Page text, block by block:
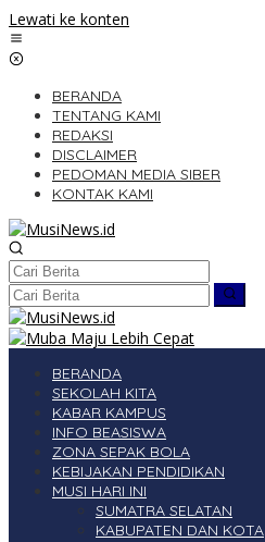
Lewati ke konten
BERANDA
TENTANG KAMI
REDAKSI
DISCLAIMER
PEDOMAN MEDIA SIBER
KONTAK KAMI
BERANDA
SEKOLAH KITA
KABAR KAMPUS
INFO BEASISWA
ZONA SEPAK BOLA
KEBIJAKAN PENDIDIKAN
MUSI HARI INI
SUMATRA SELATAN
KABUPATEN DAN KOTA